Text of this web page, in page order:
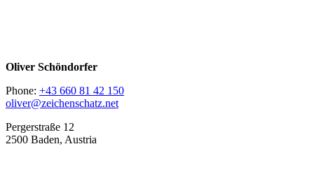
Oliver Schöndorfer
Phone: +43 660 81 42 150
oliver@zeichenschatz.net
Pergerstraße 12
2500 Baden, Austria